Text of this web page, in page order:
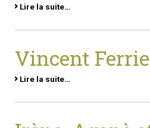
Lire la suite…
Vincent
Lire la suite…